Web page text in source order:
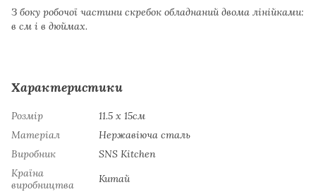
З боку робочої частини скребок обладнаний двома лінійками:
в см і в дюймах.
Характеристики
Розмір
11.5 х 15см
Матеріал
Нержавіюча сталь
Виробник
SNS Kitchen
Країна
виробництва
Китай